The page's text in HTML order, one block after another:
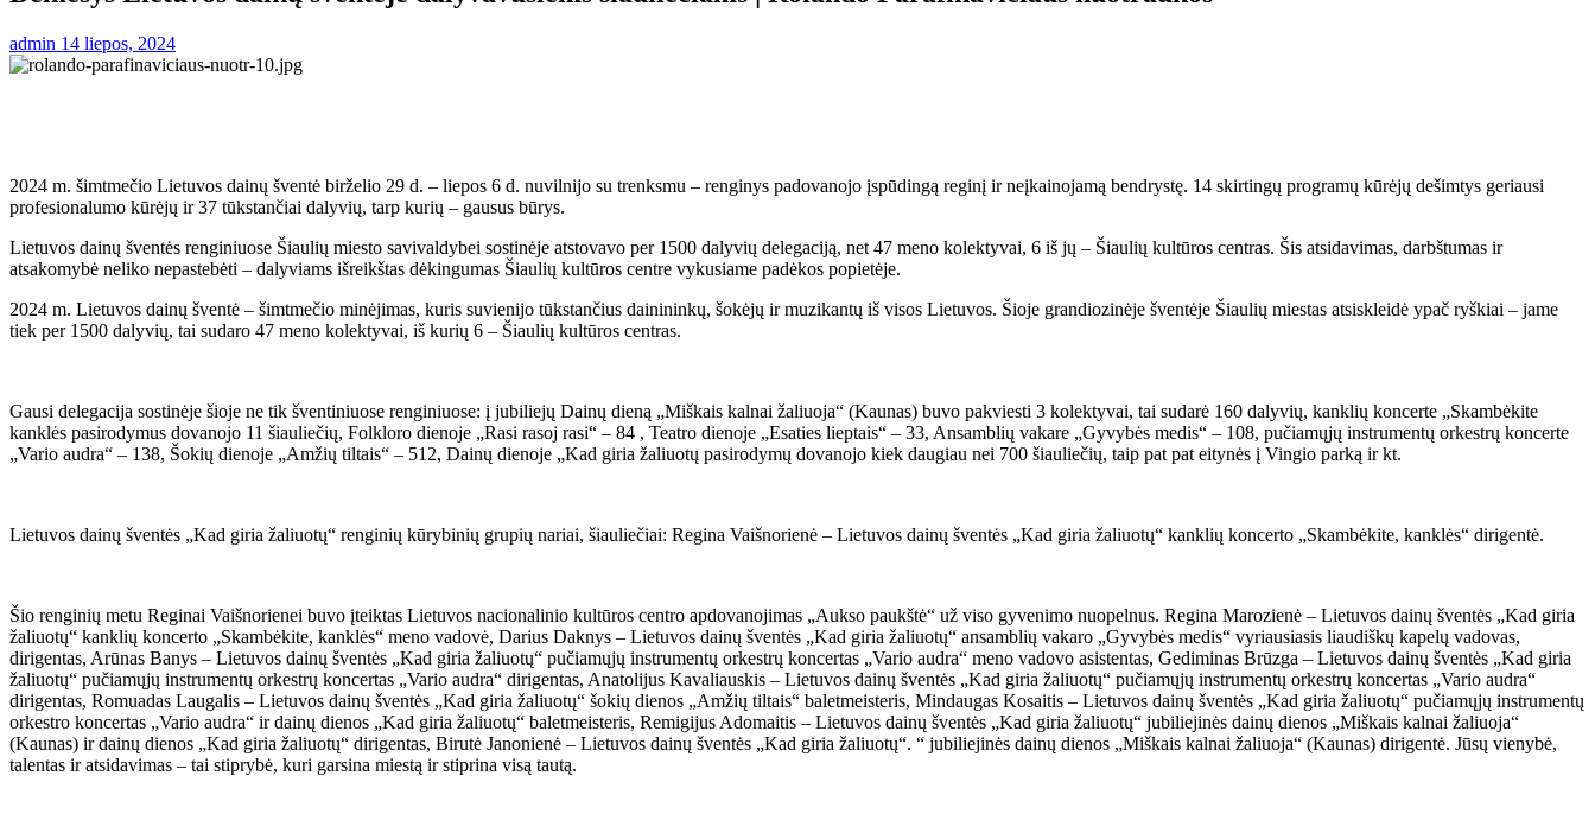
admin 14 liepos, 2024
2024 m. šimtmečio Lietuvos dainų šventė birželio 29 d. – liepos 6 d. nuvilnijo su trenksmu – renginys padovanojo įspūdingą reginį ir neįkainojamą bendrystę. 14 skirtingų programų kūrėjų dešimtys geriausi
profesionalumo kūrėjų ir 37 tūkstančiai dalyvių, tarp kurių – gausus būrys.
Lietuvos dainų šventės renginiuose Šiaulių miesto savivaldybei sostinėje atstovavo per 1500 dalyvių delegaciją, net 47 meno kolektyvai, 6 iš jų – Šiaulių kultūros centras. Šis atsidavimas, darbštumas ir
atsakomybė neliko nepastebėti – dalyviams išreikštas dėkingumas Šiaulių kultūros centre vykusiame padėkos popietėje.
2024 m. Lietuvos dainų šventė – šimtmečio minėjimas, kuris suvienijo tūkstančius dainininkų, šokėjų ir muzikantų iš visos Lietuvos. Šioje grandiozinėje šventėje Šiaulių miestas atsiskleidė ypač ryškiai – jame
tiek per 1500 dalyvių, tai sudaro 47 meno kolektyvai, iš kurių 6 – Šiaulių kultūros centras.
Gausi delegacija sostinėje šioje ne tik šventiniuose renginiuose: į jubiliejų Dainų dieną „Miškais kalnai žaliuoja“ (Kaunas) buvo pakviesti 3 kolektyvai, tai sudarė 160 dalyvių, kanklių koncerte „Skambėkite
kanklės pasirodymus dovanojo 11 šiauliečių, Folkloro dienoje „Rasi rasoj rasi“ – 84 , Teatro dienoje „Esaties lieptais“ – 33, Ansamblių vakare „Gyvybės medis“ – 108, pučiamųjų instrumentų orkestrų koncerte
„Vario audra“ – 138, Šokių dienoje „Amžių tiltais“ – 512, Dainų dienoje „Kad giria žaliuotų pasirodymų dovanojo kiek daugiau nei 700 šiauliečių, taip pat pat eitynės į Vingio parką ir kt.
Lietuvos dainų šventės „Kad giria žaliuotų“ renginių kūrybinių grupių nariai, šiauliečiai: Regina Vaišnorienė – Lietuvos dainų šventės „Kad giria žaliuotų“ kanklių koncerto „Skambėkite, kanklės“ dirigentė.
Šio renginių metu Reginai Vaišnorienei buvo įteiktas Lietuvos nacionalinio kultūros centro apdovanojimas „Aukso paukštė“ už viso gyvenimo nuopelnus. Regina Marozienė – Lietuvos dainų šventės „Kad giria
žaliuotų“ kanklių koncerto „Skambėkite, kanklės“ meno vadovė, Darius Daknys – Lietuvos dainų šventės „Kad giria žaliuotų“ ansamblių vakaro „Gyvybės medis“ vyriausiasis liaudiškų kapelų vadovas,
dirigentas, Arūnas Banys – Lietuvos dainų šventės „Kad giria žaliuotų“ pučiamųjų instrumentų orkestrų koncertas „Vario audra“ meno vadovo asistentas, Gediminas Brūzga – Lietuvos dainų šventės „Kad giria
žaliuotų“ pučiamųjų instrumentų orkestrų koncertas „Vario audra“ dirigentas, Anatolijus Kavaliauskis – Lietuvos dainų šventės „Kad giria žaliuotų“ pučiamųjų instrumentų orkestrų koncertas „Vario audra“
dirigentas, Romuadas Laugalis – Lietuvos dainų šventės „Kad giria žaliuotų“ šokių dienos „Amžių tiltais“ baletmeisteris, Mindaugas Kosaitis – Lietuvos dainų šventės „Kad giria žaliuotų“ pučiamųjų instrumentų
orkestro koncertas „Vario audra“ ir dainų dienos „Kad giria žaliuotų“ baletmeisteris, Remigijus Adomaitis – Lietuvos dainų šventės „Kad giria žaliuotų“ jubiliejinės dainų dienos „Miškais kalnai žaliuoja“
(Kaunas) ir dainų dienos „Kad giria žaliuotų“ dirigentas, Birutė Janonienė – Lietuvos dainų šventės „Kad giria žaliuotų“. “ jubiliejinės dainų dienos „Miškais kalnai žaliuoja“ (Kaunas) dirigentė. Jūsų vienybė,
talentas ir atsidavimas – tai stiprybė, kuri garsina miestą ir stiprina visą tautą.